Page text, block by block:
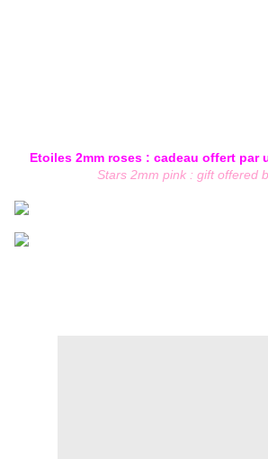
Etoiles 2mm roses : cadeau offert par
Stars 2mm pink : gift offered